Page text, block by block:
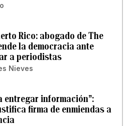
Rico: abogado de The
la democracia ante
a periodistas
Nieves
entregar información”:
firma de enmiendas a